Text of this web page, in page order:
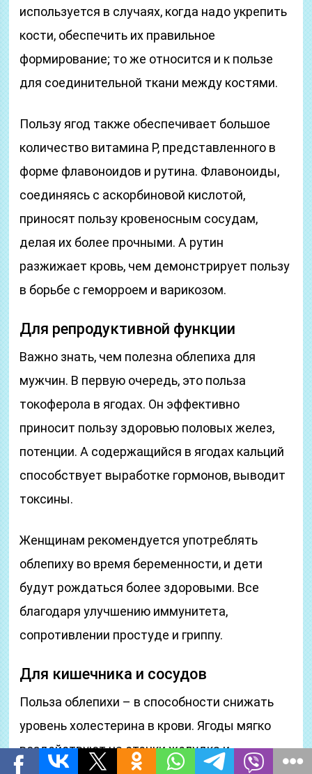
используется в случаях, когда надо укрепить
кости, обеспечить их правильное
формирование; то же относится и к пользе
для соединительной ткани между костями.
Пользу ягод также обеспечивает большое
количество витамина Р, представленного в
форме флавоноидов и рутина. Флавоноиды,
соединяясь с аскорбиновой кислотой,
приносят пользу кровеносным сосудам,
делая их более прочными. А рутин
разжижает кровь, чем демонстрирует пользу
в борьбе с геморроем и варикозом.
Для репродуктивной функции
Важно знать, чем полезна облепиха для
мужчин. В первую очередь, это польза
токоферола в ягодах. Он эффективно
приносит пользу здоровью половых желез,
потенции. А содержащийся в ягодах кальций
способствует выработке гормонов, выводит
токсины.
Женщинам рекомендуется употреблять
облепиху во время беременности, и дети
будут рождаться более здоровыми. Все
благодаря улучшению иммунитета,
сопротивлении простуде и гриппу.
Для кишечника и сосудов
Польза облепихи – в способности снижать
уровень холестерина в крови. Ягоды мягко
воздействуют на стенки желудка и